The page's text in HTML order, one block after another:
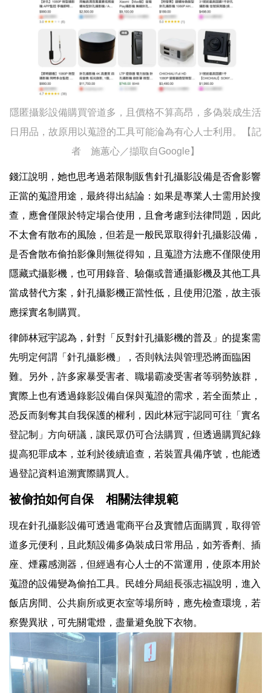
隱匿攝影設備購買管道多，且價格不算高昂，多偽裝成生活
日用品，故原用以蒐證的工具可能淪為有心人士利用。【記
者 施蕙心／擷取自Google】
錢江說明，她也思考過若限制販售針孔攝影設備是否會影響
正當的蒐證用途，最終得出結論：如果是專業人士需用於搜
查，應會僅限於特定場合使用，且會考慮到法律問題，因此
不太會有散布的風險，但若是一般民眾取得針孔攝影設備，
是否會散布偷拍影像則無從得知，且蒐證方法應不僅限使用
隱藏式攝影機，也可用錄音、驗傷或普通攝影機及其他工具
當成替代方案，針孔攝影機正當性低，且使用氾濫，故主張
應採實名制購買。
律師林冠宇認為，針對「反對針孔攝影機的普及」的提案需
先明定何謂「針孔攝影機」，否則執法與管理恐將面臨困
難。另外，許多家暴受害者、職場霸凌受害者等弱勢族群，
實際上也有透過錄影設備自保與蒐證的需求，若全面禁止，
恐反而剝奪其自我保護的權利，因此林冠宇認同可往「實名
登記制」方向研議，讓民眾仍可合法購買，但透過購買紀錄
提高犯罪成本，並利於後續追查，若裝置具備序號，也能透
過登記資料追溯實際購買人。
被偷拍如何自保 相關法律規範
現在針孔攝影設備可透過電商平台及實體店面購買，取得管
道多元便利，且此類設備多偽裝成日常用品，如芳香劑、插
座、煙霧感測器，但經過有心人士的不當運用，使原本用於
蒐證的設備變為偷拍工具。民雄分局組長張志福說明，進入
飯店房間、公共廁所或更衣室等場所時，應先檢查環境，若
察覺異狀，可先關電燈，盡量避免脫下衣物。